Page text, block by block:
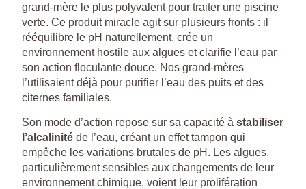
grand-mère le plus polyvalent pour traiter une piscine
verte. Ce produit miracle agit sur plusieurs fronts : il
rééquilibre le pH naturellement, crée un
environnement hostile aux algues et clarifie l’eau par
son action floculante douce. Nos grand-mères
l’utilisaient déjà pour purifier l’eau des puits et des
citernes familiales.
Son mode d’action repose sur sa capacité à stabiliser
l’alcalinité de l’eau, créant un effet tampon qui
empêche les variations brutales de pH. Les algues,
particulièrement sensibles aux changements de leur
environnement chimique, voient leur prolifération